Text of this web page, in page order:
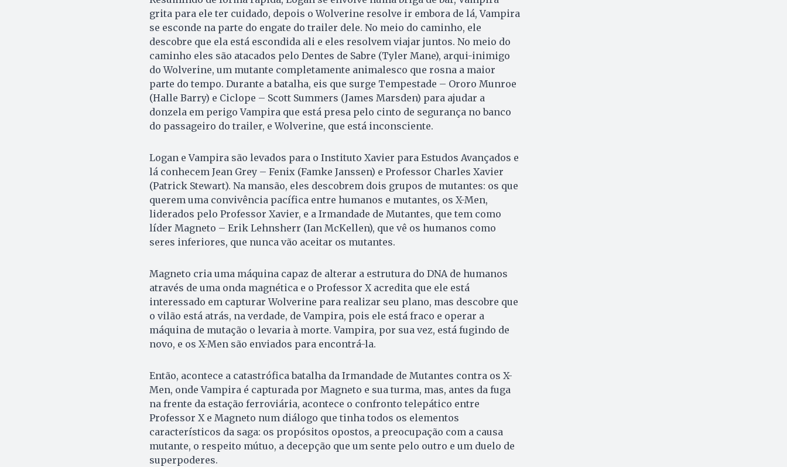
grita para ele ter cuidado, depois o Wolverine resolve ir embora de lá, Vampira
se esconde na parte do engate do trailer dele. No meio do caminho, ele
descobre que ela está escondida ali e eles resolvem viajar juntos. No meio do
caminho eles são atacados pelo Dentes de Sabre (Tyler Mane), arqui-inimigo
do Wolverine, um mutante completamente animalesco que rosna a maior
parte do tempo. Durante a batalha, eis que surge Tempestade – Ororo Munroe
(Halle Barry) e Ciclope – Scott Summers (James Marsden) para ajudar a
donzela em perigo Vampira que está presa pelo cinto de segurança no banco
do passageiro do trailer, e Wolverine, que está inconsciente.
Logan e Vampira são levados para o Instituto Xavier para Estudos Avançados e
lá conhecem Jean Grey – Fenix (Famke Janssen) e Professor Charles Xavier
(Patrick Stewart). Na mansão, eles descobrem dois grupos de mutantes: os que
querem uma convivência pacífica entre humanos e mutantes, os X-Men,
liderados pelo Professor Xavier, e a Irmandade de Mutantes, que tem como
líder Magneto – Erik Lehnsherr (Ian McKellen), que vê os humanos como
seres inferiores, que nunca vão aceitar os mutantes.
Magneto cria uma máquina capaz de alterar a estrutura do DNA de humanos
através de uma onda magnética e o Professor X acredita que ele está
interessado em capturar Wolverine para realizar seu plano, mas descobre que
o vilão está atrás, na verdade, de Vampira, pois ele está fraco e operar a
máquina de mutação o levaria à morte. Vampira, por sua vez, está fugindo de
novo, e os X-Men são enviados para encontrá-la.
Então, acontece a catastrófica batalha da Irmandade de Mutantes contra os X-
Men, onde Vampira é capturada por Magneto e sua turma, mas, antes da fuga
na frente da estação ferroviária, acontece o confronto telepático entre
Professor X e Magneto num diálogo que tinha todos os elementos
característicos da saga: os propósitos opostos, a preocupação com a causa
mutante, o respeito mútuo, a decepção que um sente pelo outro e um duelo de
superpoderes.